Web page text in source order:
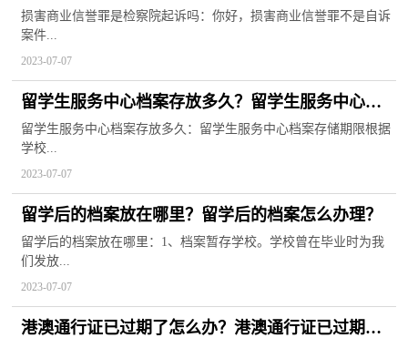
追诉标准
损害商业信誉罪是检察院起诉吗：你好，损害商业信誉罪不是自诉
案件...
2023-07-07
留学生服务中心档案存放多久？留学生服务中心怎
么转档案过去？
留学生服务中心档案存放多久：留学生服务中心档案存储期限根据
学校...
2023-07-07
留学后的档案放在哪里？留学后的档案怎么办理？
留学后的档案放在哪里：1、档案暂存学校。学校曾在毕业时为我
们发放...
2023-07-07
港澳通行证已过期了怎么办？港澳通行证已过期如